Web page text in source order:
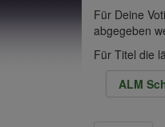
Für Deine
abgegeben
Für Titel die
ALM